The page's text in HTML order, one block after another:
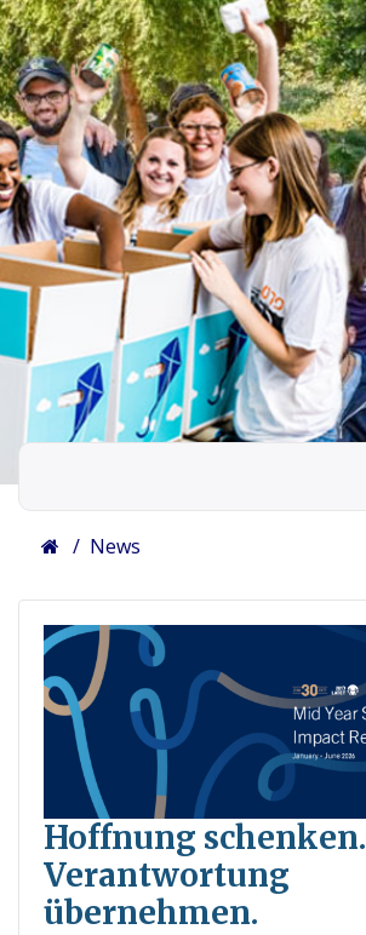
News
Hoffnung schenken.
Verantwortung
übernehmen.